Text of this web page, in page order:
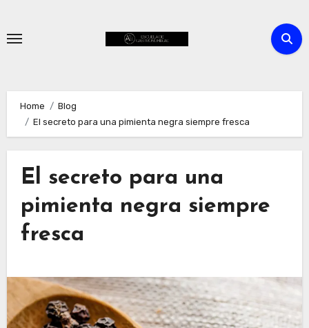
content
Home
Blog
El secreto para una pimienta negra siempre fresca
El secreto para una
pimienta negra siempre
fresca